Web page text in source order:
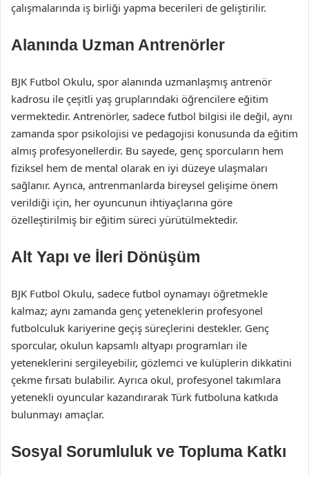
çalışmalarında iş birliği yapma becerileri de geliştirilir.
Alanında Uzman Antrenörler
BJK Futbol Okulu, spor alanında uzmanlaşmış antrenör
kadrosu ile çeşitli yaş gruplarındaki öğrencilere eğitim
vermektedir. Antrenörler, sadece futbol bilgisi ile değil, aynı
zamanda spor psikolojisi ve pedagojisi konusunda da eğitim
almış profesyonellerdir. Bu sayede, genç sporcuların hem
fiziksel hem de mental olarak en iyi düzeye ulaşmaları
sağlanır. Ayrıca, antrenmanlarda bireysel gelişime önem
verildiği için, her oyuncunun ihtiyaçlarına göre
özelleştirilmiş bir eğitim süreci yürütülmektedir.
Alt Yapı ve İleri Dönüşüm
BJK Futbol Okulu, sadece futbol oynamayı öğretmekle
kalmaz; aynı zamanda genç yeteneklerin profesyonel
futbolculuk kariyerine geçiş süreçlerini destekler. Genç
sporcular, okulun kapsamlı altyapı programları ile
yeteneklerini sergileyebilir, gözlemci ve kulüplerin dikkatini
çekme fırsatı bulabilir. Ayrıca okul, profesyonel takımlara
yetenekli oyuncular kazandırarak Türk futboluna katkıda
bulunmayı amaçlar.
Sosyal Sorumluluk ve Topluma Katkı